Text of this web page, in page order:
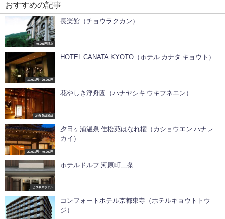
おすすめの記事
40,001円以上
長楽館（チョウラクカン）
10,001円～20,000円
HOTEL CANATA KYOTO（ホテル カナタ キョウト）
JR奈良線沿線
花やしき浮舟園（ハナヤシキ ウキフネエン）
20,001円～40,000円
夕日ヶ浦温泉 佳松苑はなれ櫂（カショウエン ハナレ
カイ）
ビジネスホテル
ホテルドルフ 河原町二条
コンフォートホテル京都東寺（ホテルキョウトトウ
ジ）